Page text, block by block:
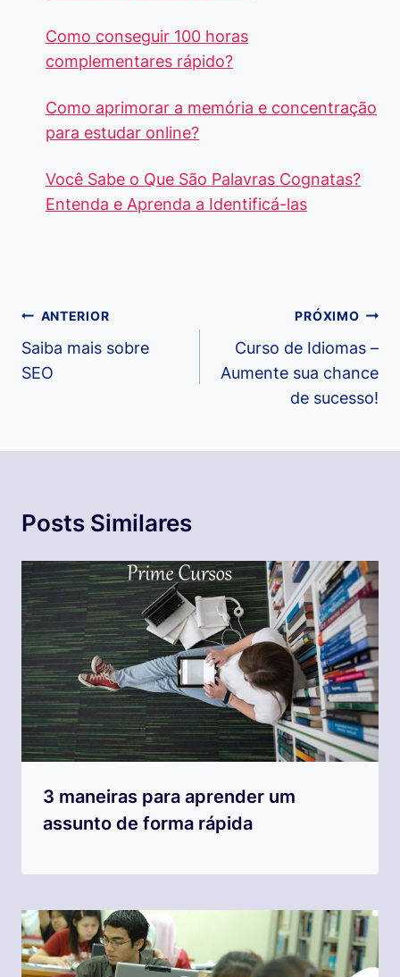
Como conseguir 100 horas
complementares rápido?
Como aprimorar a memória e concentração
para estudar online?
Você Sabe o Que São Palavras Cognatas?
Entenda e Aprenda a Identificá-las
Navegação
de
Post
ANTERIOR
Saiba mais sobre
SEO
PRÓXIMO
Curso de Idiomas –
Aumente sua chance
de sucesso!
Posts Similares
3 maneiras para aprender um
assunto de forma rápida